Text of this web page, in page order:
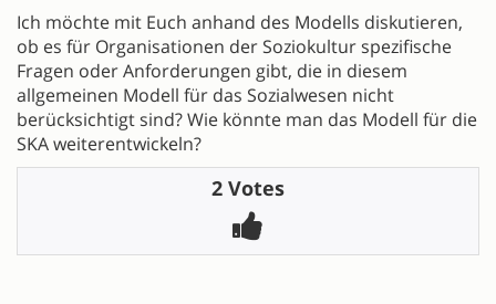
Ich möchte mit Euch anhand des Modells diskutieren,
ob es für Organisationen der Soziokultur spezifische
Fragen oder Anforderungen gibt, die in diesem
allgemeinen Modell für das Sozialwesen nicht
berücksichtigt sind? Wie könnte man das Modell für die
SKA weiterentwickeln?
2 Votes